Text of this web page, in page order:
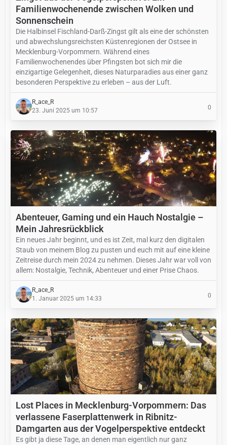
Familienwochenende zwischen Wolken und
Sonnenschein
Die Halbinsel Fischland-Darß-Zingst gilt als eine der schönsten
und abwechslungsreichsten Küstenregionen der Ostsee in
Mecklenburg-Vorpommern. Während eines
Familienwochenendes über Pfingsten bot sich mir die
einzigartige Gelegenheit, dieses Naturparadies aus einer ganz
besonderen Perspektive zu erleben – aus der Luft.
R_ace_R
23. Juni 2025 um 10:57
0
Abenteuer, Gaming und ein Hauch Nostalgie –
Mein Jahresrückblick
Ein neues Jahr beginnt, und es ist Zeit, mal kurz den digitalen
Staub von meinem Blog zu pusten und euch mit auf eine kleine
Zeitreise durch mein 2024 zu nehmen. Dieses Jahr war voll von
allem: Nostalgie, Technik, Abenteuer und einer Prise Chaos.
R_ace_R
1. Januar 2025 um 14:33
0
Lost Places in Mecklenburg-Vorpommern: Das
verlassene Faserplattenwerk in Ribnitz-
Damgarten aus der Vogelperspektive entdeckt
Es gibt ja diese Tage, an denen man eigentlich nur ganz